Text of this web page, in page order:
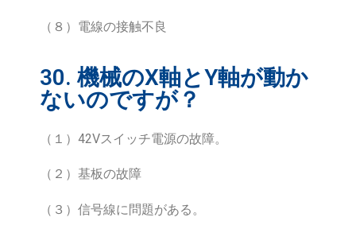
（８）電線の接触不良
30. 機械のX軸とY軸が動か
ないのですが？
（１）42Vスイッチ電源の故障。
（２）基板の故障
（３）信号線に問題がある。